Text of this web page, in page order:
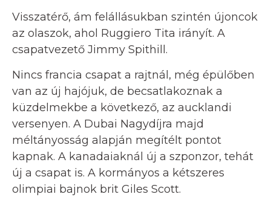
Visszatérő, ám felállásukban szintén újoncok
az olaszok, ahol Ruggiero Tita irányít. A
csapatvezető Jimmy Spithill.
Nincs francia csapat a rajtnál, még épülőben
van az új hajójuk, de becsatlakoznak a
küzdelmekbe a következő, az aucklandi
versenyen. A Dubai Nagydíjra majd
méltányosság alapján megítélt pontot
kapnak. A kanadaiaknál új a szponzor, tehát
új a csapat is. A kormányos a kétszeres
olimpiai bajnok brit Giles Scott.